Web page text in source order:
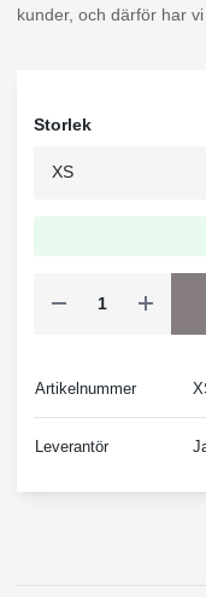
kunder, och därför har
Storlek
Artikelnummer
Leverantör